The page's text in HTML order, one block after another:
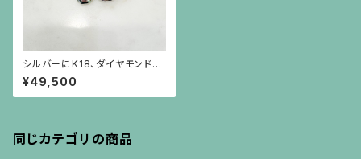
シルバーにK18、ダイヤモンドの
桜のブローチ
¥49,500
同じカテゴリの商品